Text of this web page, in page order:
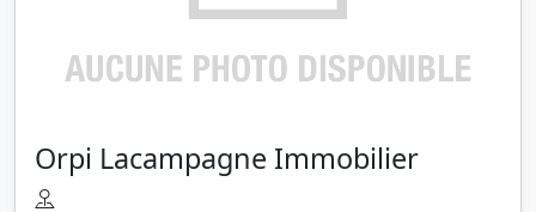
Orpi Lacampagne Immobilier